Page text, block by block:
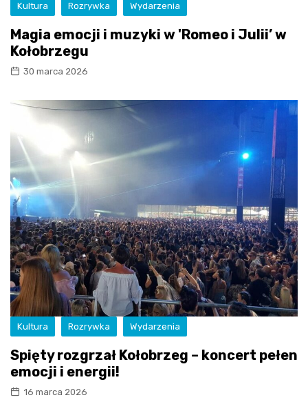
Kultura Rozrywka Wydarzenia
Magia emocji i muzyki w 'Romeo i Julii’ w
Kołobrzegu
30 marca 2026
Kultura Rozrywka Wydarzenia
Spięty rozgrzał Kołobrzeg – koncert pełen
emocji i energii!
16 marca 2026